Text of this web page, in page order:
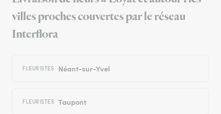
villes proches couvertes par le réseau
Interflora
FLEURISTES Néant-sur-Yvel
FLEURISTES Taupont